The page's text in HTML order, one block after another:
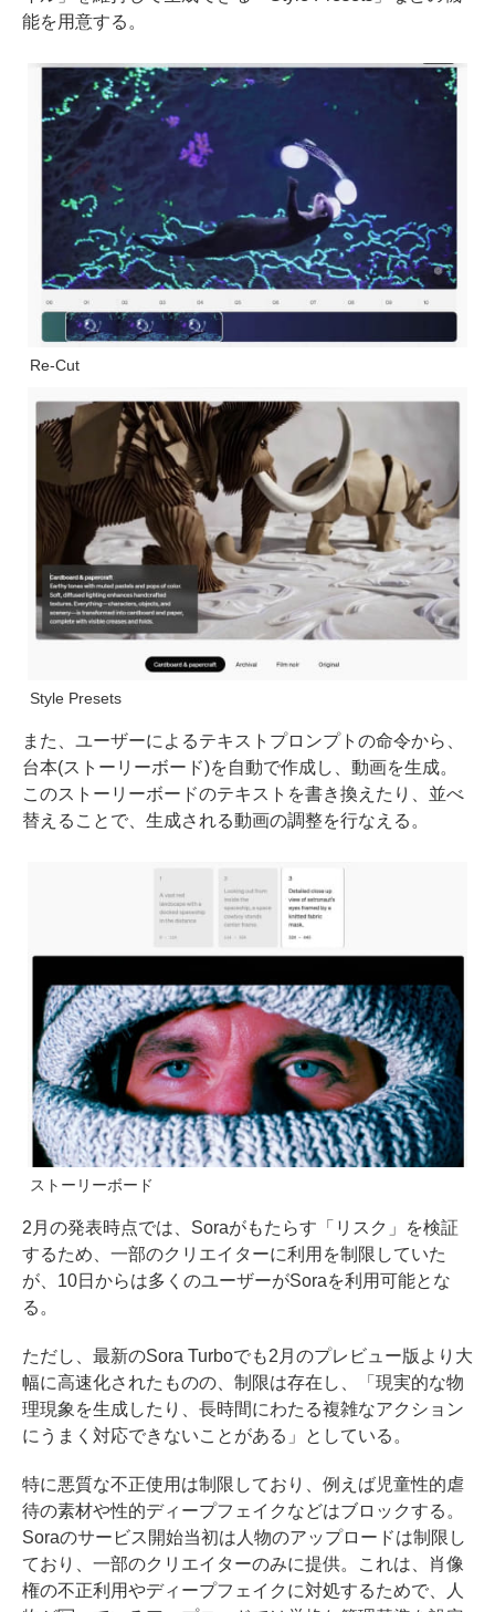
能を用意する。
Re-Cut
Style Presets
また、ユーザーによるテキストプロンプトの命令から、
台本(ストーリーボード)を自動で作成し、動画を生成。
このストーリーボードのテキストを書き換えたり、並べ
替えることで、生成される動画の調整を行なえる。
ストーリーボード
2月の発表時点では、Soraがもたらす「リスク」を検証
するため、一部のクリエイターに利用を制限していた
が、10日からは多くのユーザーがSoraを利用可能とな
る。
ただし、最新のSora Turboでも2月のプレビュー版より大
幅に高速化されたものの、制限は存在し、「現実的な物
理現象を生成したり、長時間にわたる複雑なアクション
にうまく対応できないことがある」としている。
特に悪質な不正使用は制限しており、例えば児童性的虐
待の素材や性的ディープフェイクなどはブロックする。
Soraのサービス開始当初は人物のアップロードは制限し
ており、一部のクリエイターのみに提供。これは、肖像
権の不正利用やディープフェイクに対処するためで、人